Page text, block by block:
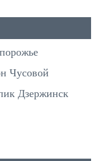
Чусовой
Дзержинск